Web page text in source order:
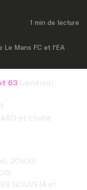
1 min de lecture
Le Mans FC et l'EA
63 (vendredi,
et Elodie
20h00)
GOUVEIA et